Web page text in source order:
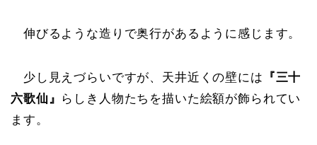
伸びるような造りで奥行があるように感じます。
少し見えづらいですが、天井近くの壁には 『三十
六歌仙』
らしき人物たちを描いた絵額が飾られてい
ます。